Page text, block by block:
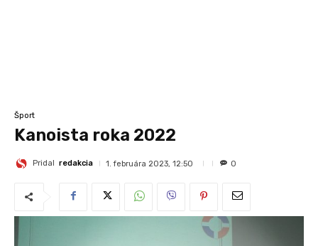
Šport
Kanoista roka 2022
Pridal redakcia 1. februára 2023, 12:50 0